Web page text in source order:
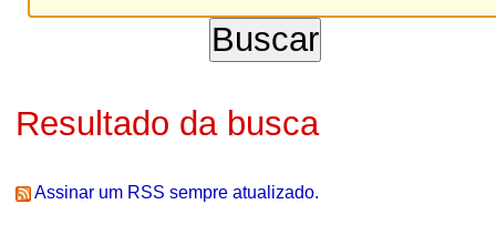
Resultado da busca
Assinar um RSS sempre atualizado.